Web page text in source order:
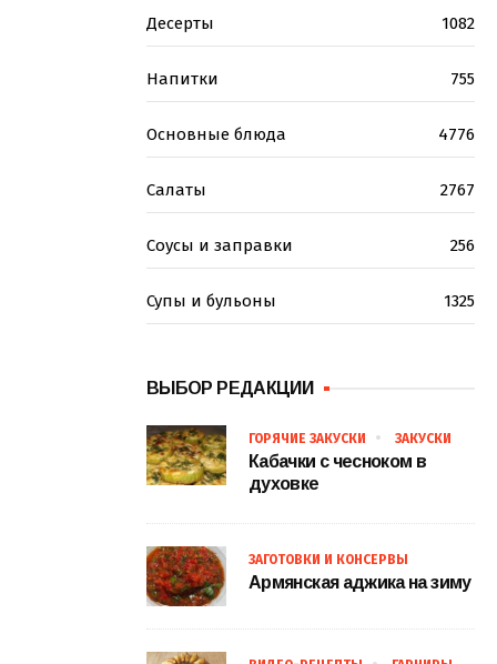
Десерты 1082
Напитки 755
Основные блюда 4776
Салаты 2767
Соусы и заправки 256
Супы и бульоны 1325
ВЫБОР РЕДАКЦИИ
ГОРЯЧИЕ ЗАКУСКИ ЗАКУСКИ
Кабачки с чесноком в
духовке
ЗАГОТОВКИ И КОНСЕРВЫ
Армянская аджика на зиму